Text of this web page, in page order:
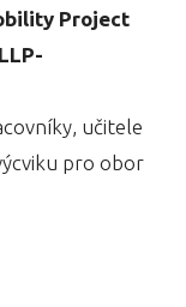
Project
učitele
pro obor